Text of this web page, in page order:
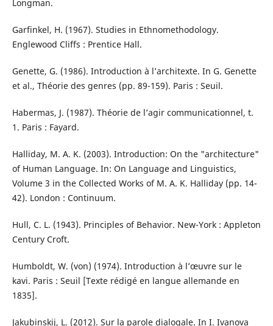
Longman.
Garfinkel, H. (1967). Studies in Ethnomethodology.
Englewood Cliffs : Prentice Hall.
Genette, G. (1986). Introduction à l’architexte. In G. Genette
et al., Théorie des genres (pp. 89-159). Paris : Seuil.
Habermas, J. (1987). Théorie de l’agir communicationnel, t.
1. Paris : Fayard.
Halliday, M. A. K. (2003). Introduction: On the "architecture"
of Human Language. In: On Language and Linguistics,
Volume 3 in the Collected Works of M. A. K. Halliday (pp. 14-
42). London : Continuum.
Hull, C. L. (1943). Principles of Behavior. New-York : Appleton
Century Croft.
Humboldt, W. (von) (1974). Introduction à l’œuvre sur le
kavi. Paris : Seuil [Texte rédigé en langue allemande en
1835].
Jakubinskij, L. (2012). Sur la parole dialogale. In I. Ivanova